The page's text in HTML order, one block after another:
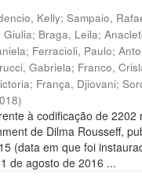
Kelly; Sampaio,
Giulia; Braga, Leila;
; Ferracioli, Paulo;
Gabriela; Franco,
; França, Djiovani;
)
à codificação de 2202
de Dilma Rousseff,
(data em que foi
de agosto de 2016 ...